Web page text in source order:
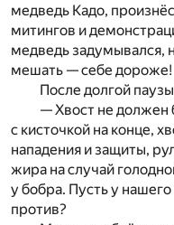
медведь Кадо,
митингов и
медведь задумывался,
мешать — себе дороже!
После долгой
— Хвост не должен
с кисточкой на конце,
нападения и защиты,
жира на случай
у бобра. Пусть у
против?